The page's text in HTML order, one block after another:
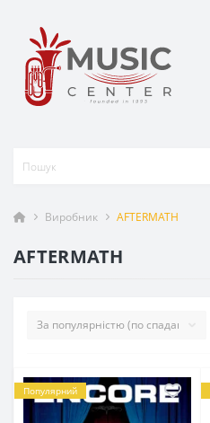
Виробник AFTERMATH
AFTERMATH
Популярний